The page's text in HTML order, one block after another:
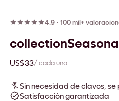
4.9 · 100 mil+
US$33/ cada uno
Sin necesidad de clavos,
Satisfacción garantizada